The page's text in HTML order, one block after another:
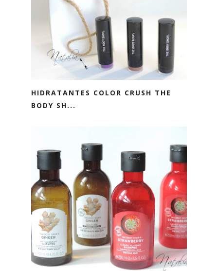
HIDRATANTES COLOR CRUSH THE
BODY SH...